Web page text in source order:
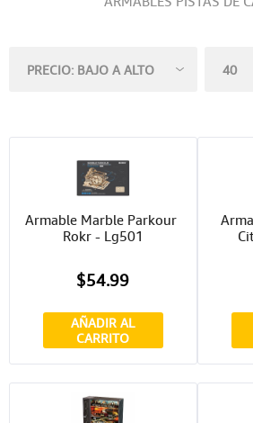
Armable Marble Parkour
Rokr - Lg501
$54.99
AÑADIR AL
CARRITO